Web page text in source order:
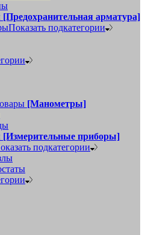
[Предохранительная арматура]
Показать подкатегории
[Манометры]
[Измерительные приборы]
подкатегории